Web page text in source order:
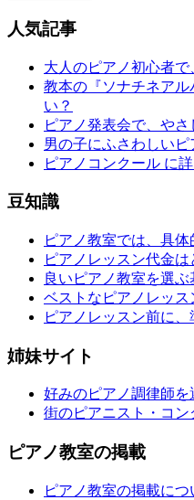
人気記事
大人のピアノ初心者
教本の『ソナチネア
い？
ピアノ発表会で、や
男の子にふさわしいピ
ピアノコンクール に
豆知識
ピアノ教室では、具
ピアノレッスン代金
良いピアノ教室を選ぶ
ベストなピアノレッ
ピアノレッスン前に、
姉妹サイト
好みのピアノ調律師を
街のピアニスト・コン
ピアノ教室の掲載
ピアノ教室の掲載につ